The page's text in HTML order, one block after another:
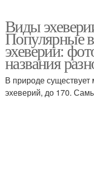
Виды
Популярные
эхеверии:
названия
В природе существует
эхеверий, до 170.